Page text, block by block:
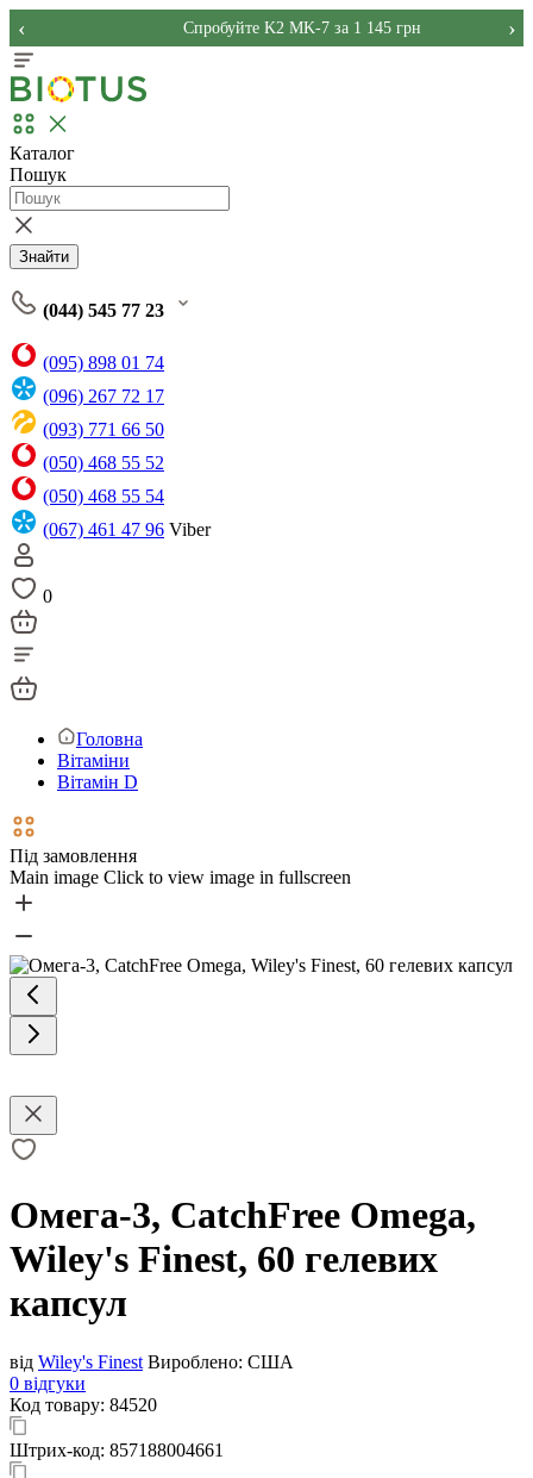
Спробуйте K2 MK-7 за 1 145 грн
‹ ›
Каталог
Пошук
Знайти
(044) 545 77 23
(095) 898 01 74
(096) 267 72 17
(093) 771 66 50
(050) 468 55 52
(050) 468 55 54
(067) 461 47 96 Viber
0
Головна
Вітаміни
Вітамін D
Під замовлення
Main image Click to view image in fullscreen
Омега-3, CatchFree Omega,
Wiley's Finest, 60 гелевих
капсул
від Wiley's Finest Вироблено: США
0 відгуки
Код товару: 84520
Штрих-код: 857188004661